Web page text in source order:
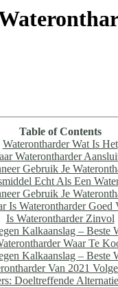
Table of Contents
Waterontharder Wat Is Het
Waterontharder
Gebruik Je
Echt Als Een
Gebruik Je
Is Waterontharder Goed
Is Waterontharder Zinvol
Kalkaanslag – Beste
Waar Te
Kalkaanslag – Beste
Van 2021
Doeltreffende